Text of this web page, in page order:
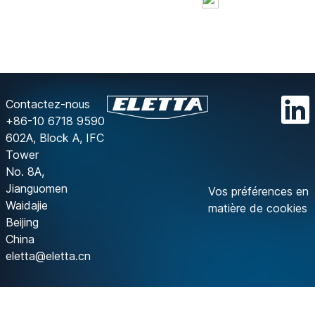
Contactez-nous
+86-10 6718 9590
602A, Block A, IFC
Tower
No. 8A,
Jianguomen
Waidajie
Beijing
China
eletta@eletta.cn
Vos préférences en
matière de cookies